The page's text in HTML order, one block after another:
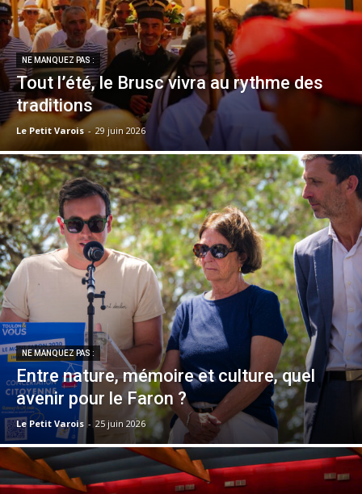
NE MANQUEZ PAS :
Tout l’été, le Brusc vivra au rythme des
traditions
Le Petit Varois - 29 juin 2026
NE MANQUEZ PAS :
Entre nature, mémoire et culture, quel
avenir pour le Faron ?
Le Petit Varois - 25 juin 2026